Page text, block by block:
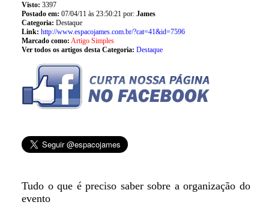
Visto: 3397
Postado em: 07/04/11 às 23:50:21 por: James
Categoria: Destaque
Link: http://www.espacojames.com.br/?cat=41&id=7596
Marcado como: Artigo Simples
Ver todos os artigos desta Categoria: Destaque
Tudo o que é preciso saber sobre a organização do
evento